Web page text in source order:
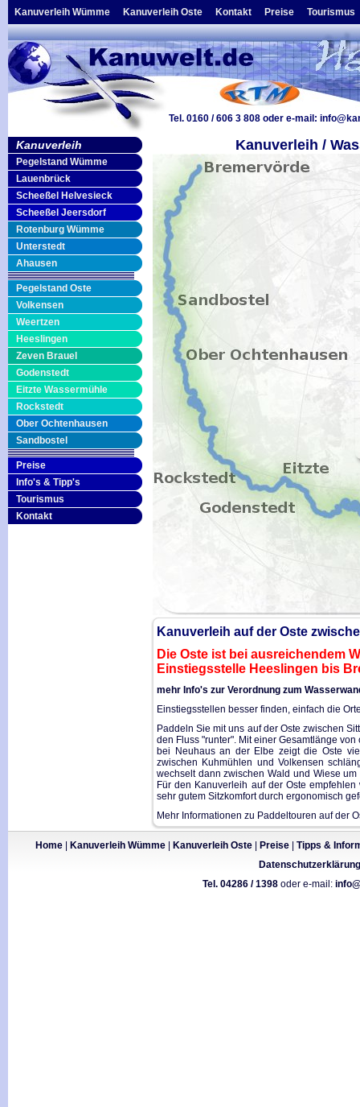
Kanuverleih Wümme Kanuverleih Oste Kontakt Preise Tourismus
Tel. 0160 / 606 3 808 oder e-mail:
Kanuverleih
Pegelstand Wümme
Lauenbrück
Scheeßel Helvesieck
Scheeßel Jeersdorf
Rotenburg Wümme
Unterstedt
Ahausen
Pegelstand Oste
Volkensen
Weertzen
Heeslingen
Zeven Brauel
Godenstedt
Eitzte Wassermühle
Rockstedt
Ober Ochtenhausen
Sandbostel
Preise
Info's & Tipp's
Tourismus
Kontakt
Kanuverleih /
Kanuverleih auf der Oste
Die Oste ist bei ausreichendem
Einstiegsstelle Heeslingen bis
mehr Info's zur Verordnung zum
Einstiegsstellen besser finden, einfach die
Paddeln Sie mit uns auf der Oste zwischen
den Fluss "runter". Mit einer Gesamtlänge
bei Neuhaus an der Elbe zeigt die Oste
zwischen Kuhmühlen und Volkensen
wechselt dann zwischen Wald und Wiese
Für den Kanuverleih auf der Oste
sehr gutem Sitzkomfort durch ergonomisch
Mehr Informationen zu Paddeltouren auf der
Home| Kanuverleih Wümme| Kanuverleih Oste| Preise| Tipps &
Datenschutzerklärung
Tel. 04286 / 1398 oder e-mail: